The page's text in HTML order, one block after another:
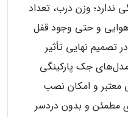
وزن درب، تعداد
و حتی وجود قفل
تصمیم نهایی تأثیر
مدل‌های جک پارکینگی
معتبر و امکان نصب
و بدون دردسر